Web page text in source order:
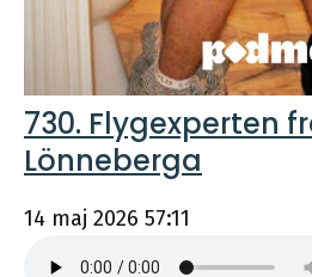
730. Flygexperten
Lönneberga
14 maj 2026 57:11